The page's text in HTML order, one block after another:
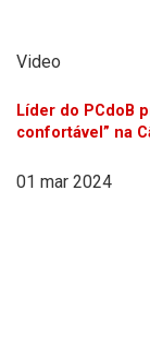
Video
Líder do PCdoB
confortável” na
01 mar 2024